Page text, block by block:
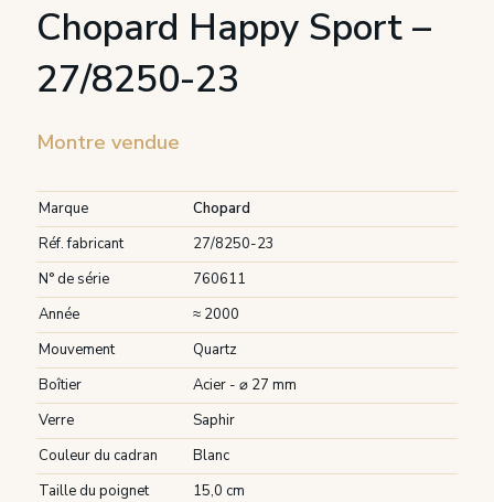
Chopard Happy Sport –
27/8250-23
Montre vendue
Marque
Chopard
Réf. fabricant
27/8250-23
N° de série
760611
Année
≈ 2000
Mouvement
Quartz
Boîtier
Acier - ⌀ 27 mm
Verre
Saphir
Couleur du cadran
Blanc
Taille du poignet
15,0 cm